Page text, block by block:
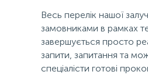
Весь перелік нашої
замовниками в рамках
завершується просто
запити, запитання та
спеціалісти готові